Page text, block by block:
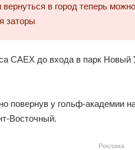
в город теперь
заторы
CAEX до входа в парк Новый
повернув у гольф-академии
Восточный.
Реклама